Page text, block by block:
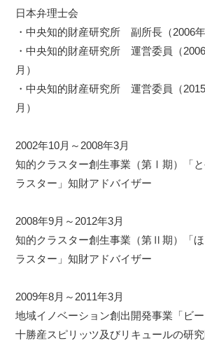
日本弁理士会
・中央知的財産研究所 副所長（2006年
・中央知的財産研究所 運営委員（
月）
・中央知的財産研究所 運営委員（
月）
2002年10月～2008年3月
知的クラスター創生事業（第Ⅰ期）「
ラスター」知財アドバイザー
2008年9月～2012年3月
知的クラスター創生事業（第Ⅱ期）「
ラスター」知財アドバイザー
2009年8月～2011年3月
地域イノベーション創出開発事業「ビ
十勝産スピリッツ及びリキュールの研